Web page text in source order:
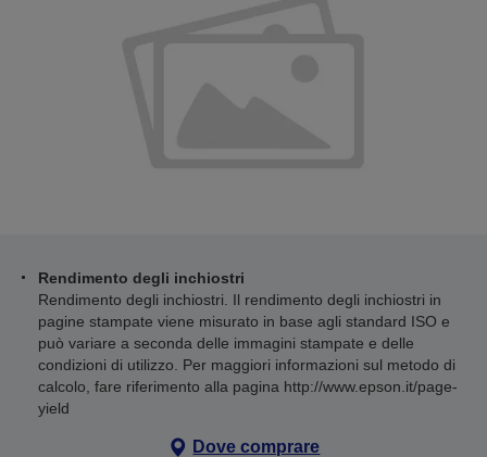
Rendimento degli inchiostri
Rendimento degli inchiostri. Il rendimento degli inchiostri in
pagine stampate viene misurato in base agli standard ISO e
può variare a seconda delle immagini stampate e delle
condizioni di utilizzo. Per maggiori informazioni sul metodo di
calcolo, fare riferimento alla pagina http://www.epson.it/page-
yield
Dove comprare